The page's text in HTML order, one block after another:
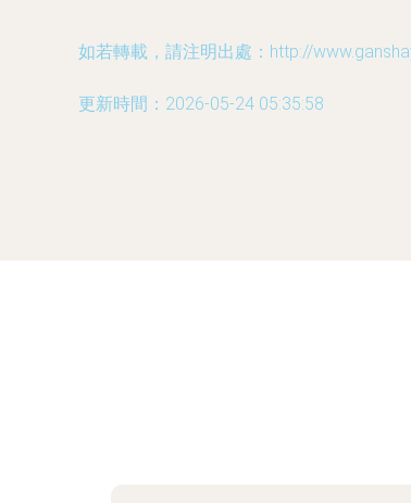
如若轉載，請注明出處：http://
更新時間：2026-05-24 05:35:58